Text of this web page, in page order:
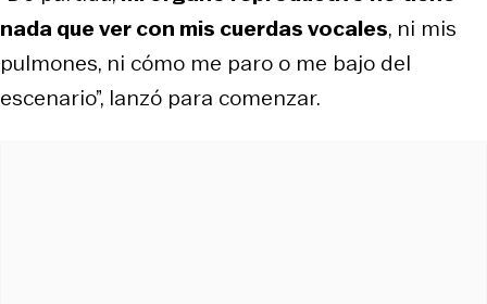
nada que ver con mis cuerdas vocales, ni mis
pulmones, ni cómo me paro o me bajo del
escenario”, lanzó para comenzar.